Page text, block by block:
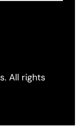
All rights